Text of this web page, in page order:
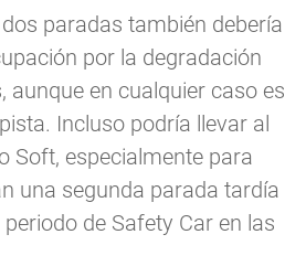
paradas también debería
por la degradación
aunque en cualquier caso es
Incluso podría llevar al
Soft, especialmente para
una segunda parada tardía
de Safety Car en las